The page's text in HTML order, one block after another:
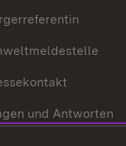
und Antworten